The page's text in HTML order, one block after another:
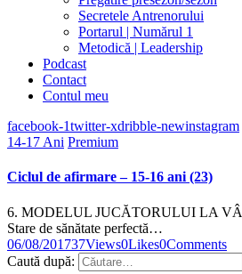
Secretele Antrenorului
Portarul | Numărul 1
Metodică | Leadership
Podcast
Contact
Contul meu
facebook-1twitter-xdribble-newinstagram
14-17 Ani Premium
Ciclul de afirmare – 15-16 ani (23)
6. MODELUL JUCĂTORULUI LA
Stare de sănătate perfectă…
06/08/201737Views0Likes0Comments
Caută după: